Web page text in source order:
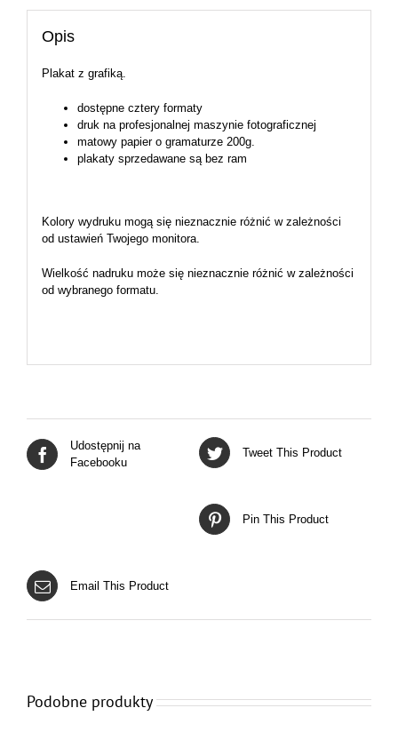
Opis
Plakat z grafiką.
dostępne cztery formaty
druk na profesjonalnej maszynie fotograficznej
matowy papier o gramaturze 200g.
plakaty sprzedawane są bez ram
Kolory wydruku mogą się nieznacznie różnić w zależności
od ustawień Twojego monitora.
Wielkość nadruku może się nieznacznie różnić w zależności
od wybranego formatu.
Udostępnij na
Facebooku
Tweet This Product
Pin This Product
Email This Product
Podobne produkty